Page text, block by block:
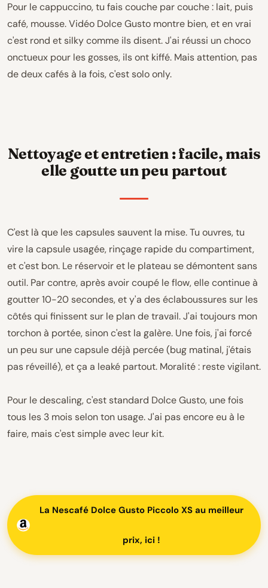
Pour le cappuccino, tu fais couche par couche : lait, puis
café, mousse. Vidéo Dolce Gusto montre bien, et en vrai
c'est rond et silky comme ils disent. J'ai réussi un choco
onctueux pour les gosses, ils ont kiffé. Mais attention, pas
de deux cafés à la fois, c'est solo only.
Nettoyage et entretien : facile, mais
elle goutte un peu partout
C'est là que les capsules sauvent la mise. Tu ouvres, tu
vire la capsule usagée, rinçage rapide du compartiment,
et c'est bon. Le réservoir et le plateau se démontent sans
outil. Par contre, après avoir coupé le flow, elle continue à
goutter 10-20 secondes, et y'a des éclaboussures sur les
côtés qui finissent sur le plan de travail. J'ai toujours mon
torchon à portée, sinon c'est la galère. Une fois, j'ai forcé
un peu sur une capsule déjà percée (bug matinal, j'étais
pas réveillé), et ça a leaké partout. Moralité : reste vigilant.
Pour le descaling, c'est standard Dolce Gusto, une fois
tous les 3 mois selon ton usage. J'ai pas encore eu à le
faire, mais c'est simple avec leur kit.
La Nescafé Dolce Gusto Piccolo XS au meilleur
prix, ici !